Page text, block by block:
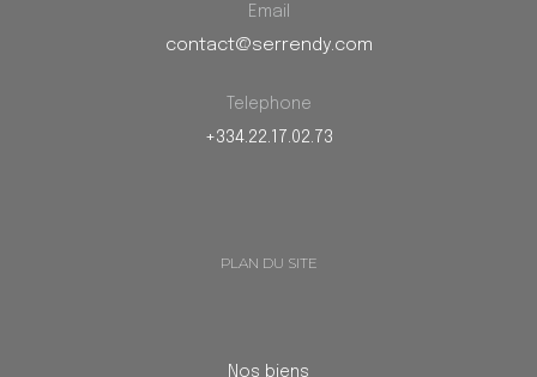
Email
contact@serrendy.com
Telephone
+334.22.17.02.73
PLAN DU SITE
Nos biens